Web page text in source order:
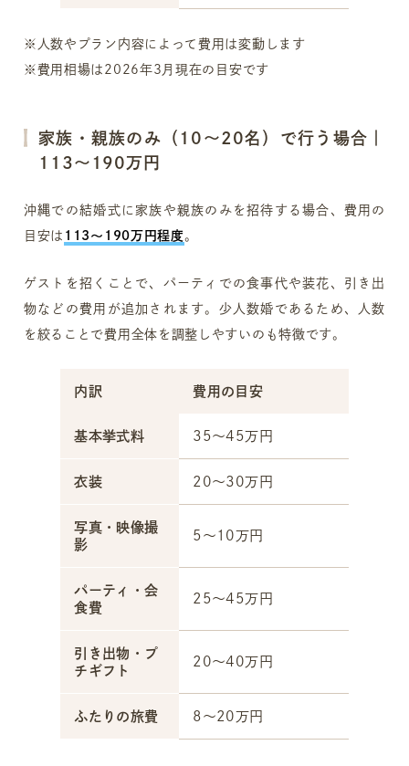
※人数やプラン内容によって費用は変動します
※費用相場は2026年3月現在の目安です
家族・親族のみ（10〜20名）で行う場合｜
113〜190万円
沖縄での結婚式に家族や親族のみを招待する場合、費用の
目安は 113～190万円程度 。
ゲストを招くことで、パーティでの食事代や装花、引き出
物などの費用が追加されます。少人数婚であるため、人数
を絞ることで費用全体を調整しやすいのも特徴です。
内訳 費用の目安
基本挙式料 35～45万円
衣装 20～30万円
写真・映像撮
影
5～10万円
パーティ・会
食費
25～45万円
引き出物・プ
チギフト
20～40万円
ふたりの旅費 8～20万円